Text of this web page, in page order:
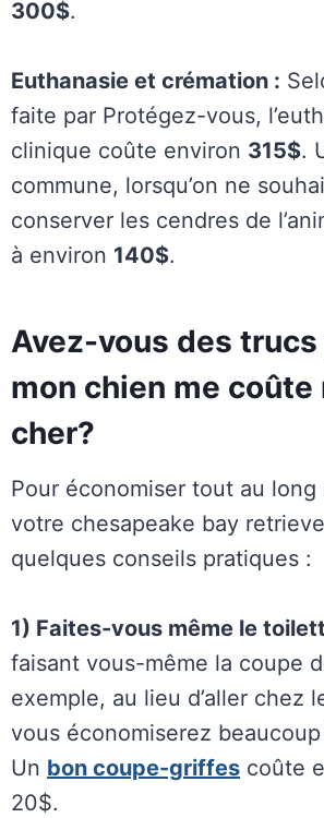
300$.
Euthanasie et crémation :
faite par Protégez-vous,
clinique coûte environ 315$.
commune, lorsqu’on ne
conserver les cendres de
à environ 140$.
Avez-vous des
mon chien me coûte
cher?
Pour économiser tout au long
votre chesapeake bay
quelques conseils pratiques :
1) Faites-vous même le
faisant vous-même la coupe
exemple, au lieu d’aller chez
vous économiserez
Un bon coupe-griffes coûte
20$.